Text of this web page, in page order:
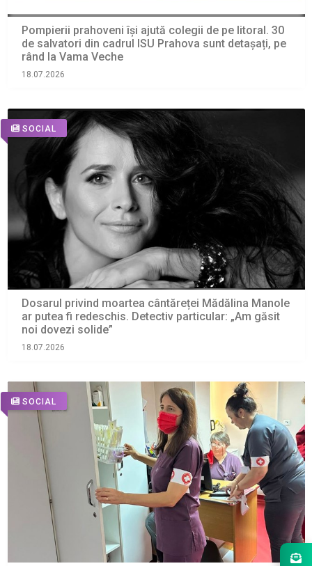
Pompierii prahoveni își ajută colegii de pe litoral. 30
de salvatori din cadrul ISU Prahova sunt detașați, pe
rând la Vama Veche
18.07.2026
SOCIAL
Dosarul privind moartea cântăreței Mădălina Manole
ar putea fi redeschis. Detectiv particular: „Am găsit
noi dovezi solide”
18.07.2026
SOCIAL